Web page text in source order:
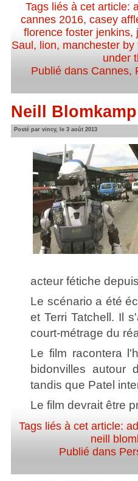
Tags liés à cet article:
cannes 2016,casey
florence foster jenkins,
Saul , lion, manchester by
under
Publié dans Cannes,
Neill
Posté par vincy, le 3 août 2013
acteur fétiche depuis
Le scénario a été
et Terri Tatchell. Il
court-métrage du
Le film racontera
bidonvilles autour
tandis que Patel
Le film devrait être
Tags liés à cet article:
neill
Publié dans